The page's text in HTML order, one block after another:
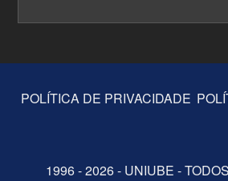
POLÍTICA DE PRIVACIDADE
1996 - 2026 - UNIUBE -